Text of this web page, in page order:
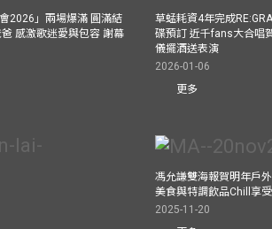
2026」兩場爆滿 圓滿結
感激歌迷愛與包容 謝幕
草蜢耗資4年完成
碟預訂 近千fans大合唱
儀擺酒送表演
2026-01-06
更多
馮允謙雙海報賀明年戶
美食與特調飲品Chill享
2025-11-20